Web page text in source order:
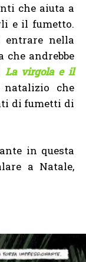
che aiuta a
e il fumetto.
entrare nella
che andrebbe
La virgola e il
che
di fumetti di
in questa
a Natale,